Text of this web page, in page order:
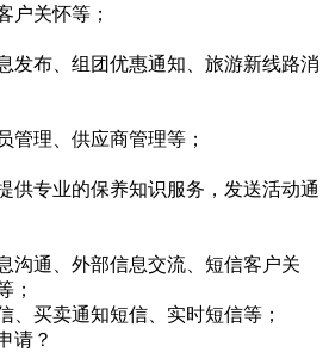
户关怀等；
发布、组团优惠通知、旅游新线路消
管理、供应商管理等；
供专业的保养知识服务，发送活动通
沟通、外部信息交流、短信客户关
；
、买卖通知短信、实时短信等；
请？